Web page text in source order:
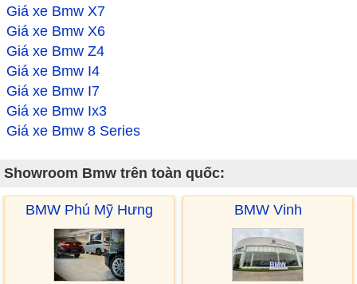
Giá xe Bmw X7
Giá xe Bmw X6
Giá xe Bmw Z4
Giá xe Bmw I4
Giá xe Bmw I7
Giá xe Bmw Ix3
Giá xe Bmw 8 Series
Showroom Bmw trên toàn quốc:
BMW Phú Mỹ Hưng BMW Vinh